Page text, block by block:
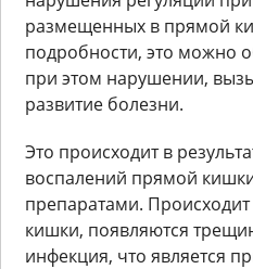
размещенных в прямой
подробности, это можно
при этом нарушении,
развитие болезни.
Это происходит в
воспалений прямой
препаратами.
кишки, появляются
инфекция, что является